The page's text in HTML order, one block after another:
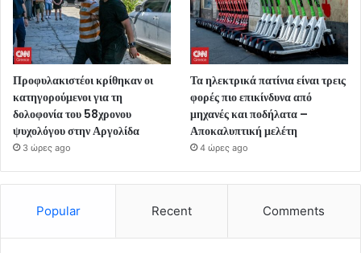
Προφυλακιστέοι κρίθηκαν οι
κατηγορούμενοι για τη
δολοφονία του 58χρονου
ψυχολόγου στην Αργολίδα
3 ώρες ago
Τα ηλεκτρικά πατίνια είναι τρεις
φορές πιο επικίνδυνα από
μηχανές και ποδήλατα –
Αποκαλυπτική μελέτη
4 ώρες ago
Popular Recent Comments